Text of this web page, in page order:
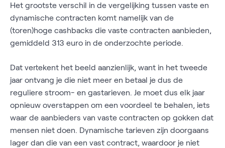
Het grootste verschil in de vergelijking tussen vaste en
dynamische contracten komt namelijk van de
(toren)hoge cashbacks die vaste contracten aanbieden,
gemiddeld 313 euro in de onderzochte periode.
Dat vertekent het beeld aanzienlijk, want in het tweede
jaar ontvang je die niet meer en betaal je dus de
reguliere stroom- en gastarieven. Je moet dus elk jaar
opnieuw overstappen om een voordeel te behalen, iets
waar de aanbieders van vaste contracten op gokken dat
mensen niet doen. Dynamische tarieven zijn doorgaans
lager dan die van een vast contract, waardoor je niet